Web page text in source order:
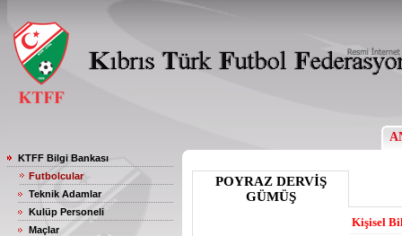
KTFF Bilgi Bankası
Futbolcular
Teknik Adamlar
Kulüp Personeli
Maçlar
POYRAZ DERVİŞ
GÜMÜŞ
Kişisel